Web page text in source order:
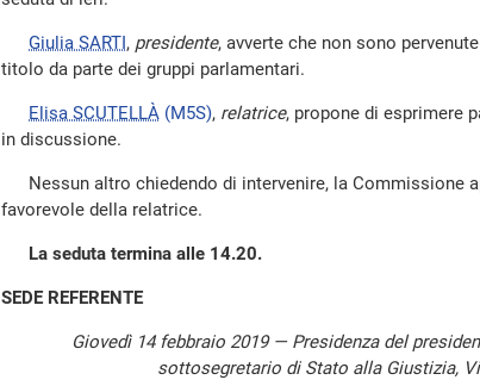
Giulia SARTI, presidente, avverte che non sono
titolo da parte dei gruppi parlamentari.
Elisa SCUTELLÀ (M5S), relatrice, propone di esprimere
in discussione.
Nessun altro chiedendo di intervenire, la Commissione
favorevole della relatrice.
La seduta termina alle 14.20.
SEDE REFERENTE
Giovedì 14 febbraio 2019 — Presidenza del
sottosegretario di Stato alla Giustizia,